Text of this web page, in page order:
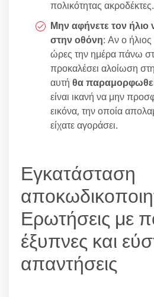
πολικότητας ακροδέκτες.
Μην αφήνετε τον
στην οθόνη: Αν ο ήλιος
ώρες την ημέρα πάνω
προκαλέσει αλοίωση
αυτή θα
είναι ικανή να μην
εικόνα, την οποία
είχατε αγοράσει.
Εγκατάσταση
Ερωτήσεις με
έξυπνες και
απαντήσεις